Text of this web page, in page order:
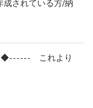
成されている方/納
◆------ これより